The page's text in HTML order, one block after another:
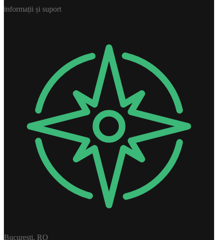
informații și suport
Bucuresti, RO